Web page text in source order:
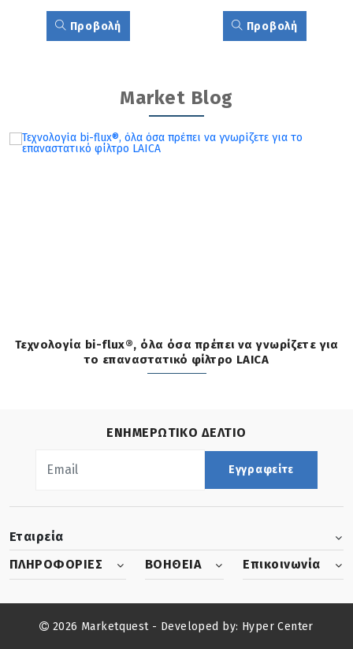
Προβολή Προβολή
Market Blog
Τεχνολογία bi-flux®, όλα όσα πρέπει να γνωρίζετε για
το επαναστατικό φίλτρο LAICA
ΕΝΗΜΕΡΩΤΙΚΟ ΔΕΛΤΙΟ
Εγγραφείτε
Εταιρεία
ΠΛΗΡΟΦΟΡΙΕΣ
ΒΟΗΘΕΙΑ Επικοινωνία
2026 Marketquest - Developed by: Hyper Center